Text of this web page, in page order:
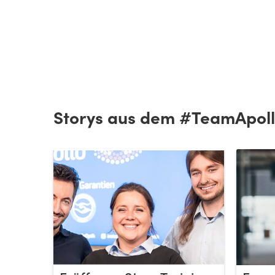
Storys aus dem